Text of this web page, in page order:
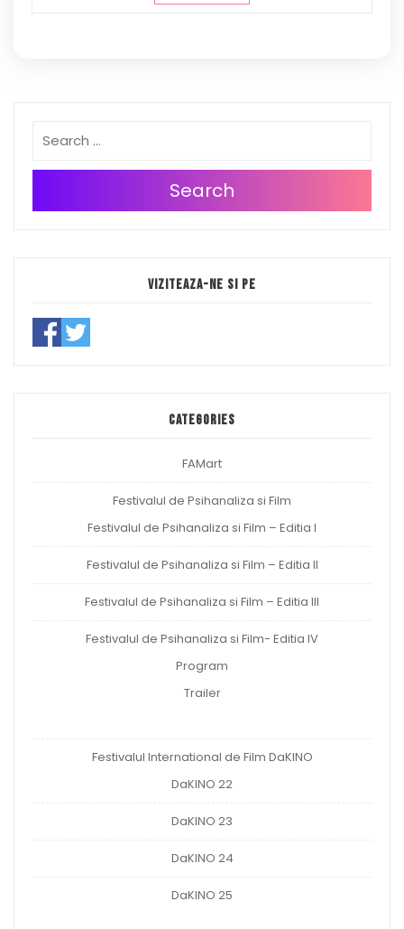
Search
Viziteaza-ne si pe
Categories
FAMart
Festivalul de Psihanaliza si Film
Festivalul de Psihanaliza si Film – Editia I
Festivalul de Psihanaliza si Film – Editia II
Festivalul de Psihanaliza si Film – Editia III
Festivalul de Psihanaliza si Film- Editia IV
Program
Trailer
Festivalul International de Film DaKINO
DaKINO 22
DaKINO 23
DaKINO 24
DaKINO 25